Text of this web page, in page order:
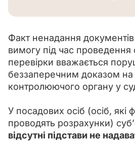
Факт ненадання
вимогу під час проведення
перевірки вважається
беззаперечним доказом на
контролюючого органу у
У посадових осіб (осіб, які
проводять розрахунки)
відсутні підстави не